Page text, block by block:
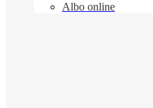
Albo online